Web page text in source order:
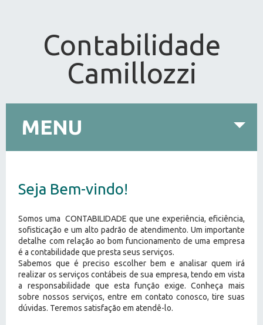
Contabilidade
Camillozzi
MENU
Seja Bem-vindo!
Somos uma CONTABILIDADE que une experiência, eficiência,
sofisticação e um alto padrão de atendimento. Um importante
detalhe com relação ao bom funcionamento de uma empresa
é a contabilidade que presta seus serviços.
Sabemos que é preciso escolher bem e analisar quem irá
realizar os serviços contábeis de sua empresa, tendo em vista
a responsabilidade que esta função exige. Conheça mais
sobre nossos serviços, entre em contato conosco, tire suas
dúvidas. Teremos satisfação em atendê-lo.